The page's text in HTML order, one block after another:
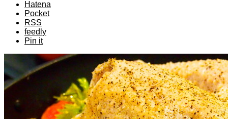
Hatena
Pocket
RSS
feedly
Pin it